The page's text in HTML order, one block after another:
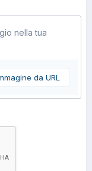
nella tua
da URL